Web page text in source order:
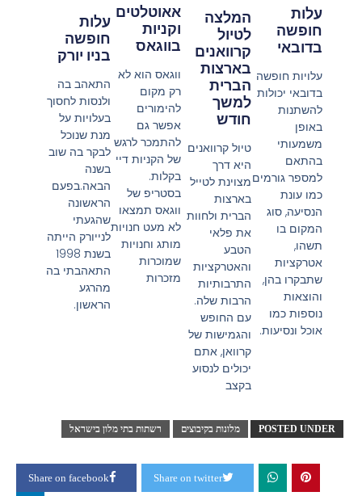
עלות
חופשה
בדובאי
עלויות חופשה
בדובאי יכולות
להשתנות
באופן
משמעותי
בהתאם
למספר גורמים
כמו עונת
הנסיעה, סוג
המקום בו
תשהו,
אטרקציות
שתבקרו בהן,
והוצאות
נוספות כמו
אוכל ונסיעות.
המלצה
לטיול
קרוואנים
בארצות
הברית
למשך
חודש
טיול קרוואנים
היא דרך
מצוינת לטייל
בארצות
הברית ולחוות
את פלאי
הטבע
והאטרקציות
התרבותיות
הרבות שלה.
עם החופש
והגמישות של
קרוואן, אתם
יכולים לנסוע
בקצב
אאוטלטים
וקניות
בווגאס
ווגאס הוא לא
רק מקום
להימורים
אפשר גם
להתמכר לרגש
של הקניות דיי
בקלות.
בסטריפ של
ווגאס תמצאו
לא מעט חנויות
מותג וחנויות
שמוכרות
מזכרות
עלות
חופשה
בניו יורק
התאהב בה
ולנסות לחסוך
בעלויות על
מנת שנוכל
לבקר בה שוב
בשנה
הבאה.בפעם
הראשונה
שהגעתי
לנייורק הייתה
בשנת 1998
התאהבתי בה
מהרגע
הראשון.
POSTED UNDER מלונות בקיבוצים רשתות בתי מלון בישראל
Share on facebook Share on twitter